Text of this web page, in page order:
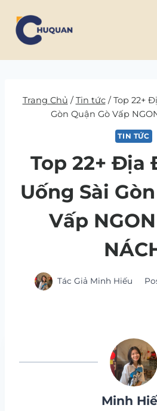
content
Trang Chủ /Tin tức/Top 22+
Gòn Quận Gò Vấp
TIN TỨC
Top 22+ Địa
Uống Sài
Vấp
Tác Giả Minh Hiếu
Minh